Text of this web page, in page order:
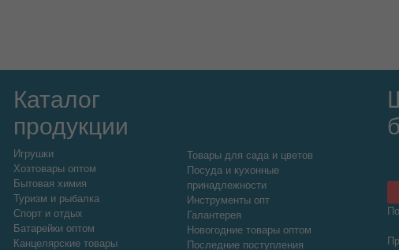
Каталог
продукции
Игрушки
Хозтовары оптом
Бытовая химия
Туризм и рыбалка
Спорт и отдых
Батарейки оптом
Канцелярские товары
Товары для сада и цветов
Посуда и кухонные
принадлежности
Инструменты опт
Галантерея
Новогодние товары оптом
Последние поступления